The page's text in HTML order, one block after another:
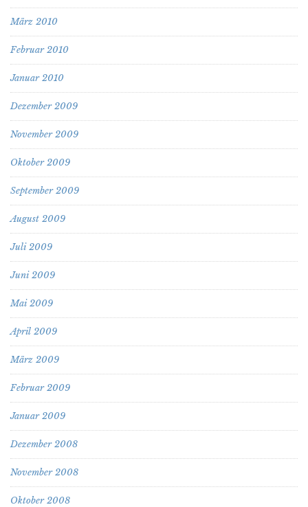
März 2010
Februar 2010
Januar 2010
Dezember 2009
November 2009
Oktober 2009
September 2009
August 2009
Juli 2009
Juni 2009
Mai 2009
April 2009
März 2009
Februar 2009
Januar 2009
Dezember 2008
November 2008
Oktober 2008